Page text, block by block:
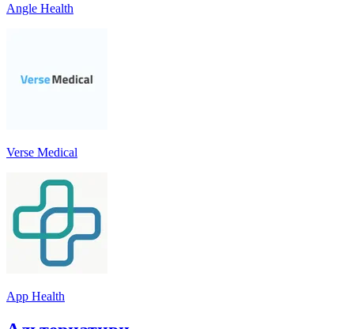
Angle Health
Verse Medical
App Health